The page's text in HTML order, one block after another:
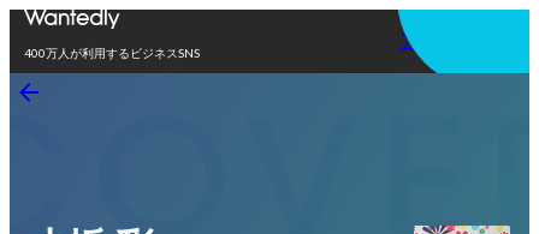
400万人が利用するビジネスSNS
アプリを使う